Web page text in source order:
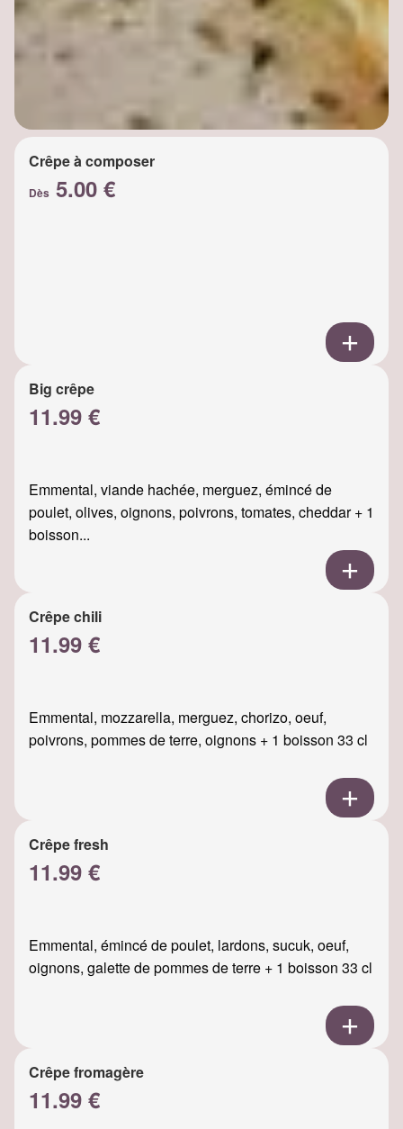
Crêpe à composer
Dès 5.00 €
Big crêpe
11.99 €
Emmental, viande hachée, merguez, émincé de
poulet, olives, oignons, poivrons, tomates, cheddar + 1
boisson...
Crêpe chili
11.99 €
Emmental, mozzarella, merguez, chorizo, oeuf,
poivrons, pommes de terre, oignons + 1 boisson 33 cl
Crêpe fresh
11.99 €
Emmental, émincé de poulet, lardons, sucuk, oeuf,
oignons, galette de pommes de terre + 1 boisson 33 cl
Crêpe fromagère
11.99 €